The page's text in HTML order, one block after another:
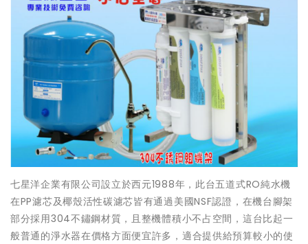
七星洋企業有限公司設立於西元1988年，此台五道式RO純水機
在PP濾芯及椰殼活性碳濾芯皆有通過美國NSF認證，在機台腳架
部分採用304不鏽鋼材質，且整機體積小不占空間，這台比起一
般普通的淨水器在價格方面便宜許多，適合提供給預算較小的使